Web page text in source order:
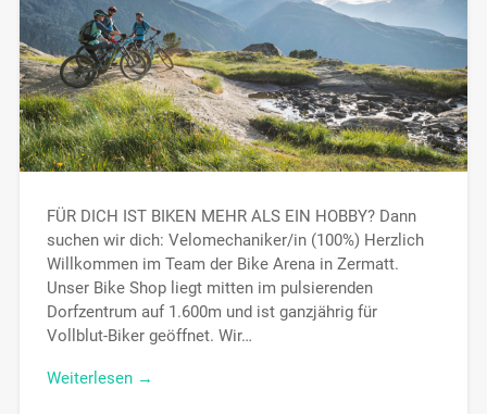
FÜR DICH IST BIKEN MEHR ALS EIN HOBBY? Dann
suchen wir dich: Velomechaniker/in (100%) Herzlich
Willkommen im Team der Bike Arena in Zermatt.
Unser Bike Shop liegt mitten im pulsierenden
Dorfzentrum auf 1.600m und ist ganzjährig für
Vollblut-Biker geöffnet. Wir…
Weiterlesen →